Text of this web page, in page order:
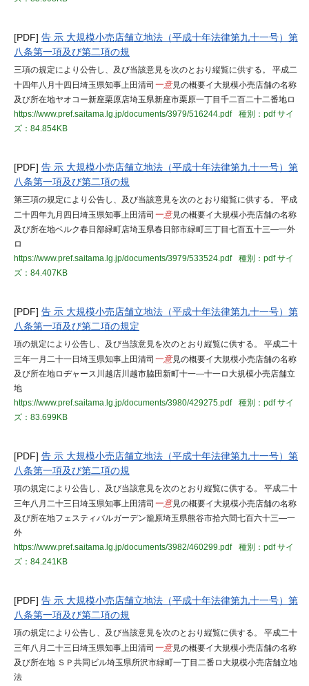
[PDF] 告 示 大規模小売店舗立地法（平成十年法律第九十一号）第
八条第一項及び第二項の規
三項の規定により公告し、及び当該意見を次のとおり縦覧に供する。 平成二
十四年八月十四日埼玉県知事上田清司 一意見の概要イ大規模小売店舗の名称
及び所在地ヤオコー新座栗原店埼玉県新座市栗原一丁目千二百二十二番地ロ
https://www.pref.saitama.lg.jp/documents/3979/516244.pdf
種別：pdfサイ
ズ：84.854KB
[PDF] 告 示 大規模小売店舗立地法（平成十年法律第九十一号）第
八条第一項及び第二項の規
第三項の規定により公告し、及び当該意見を次のとおり縦覧に供する。 平成
二十四年九月四日埼玉県知事上田清司 一意見の概要イ大規模小売店舗の名称
及び所在地ベルク春日部緑町店埼玉県春日部市緑町三丁目七百五十三―一外
ロ
https://www.pref.saitama.lg.jp/documents/3979/533524.pdf
種別：pdfサイ
ズ：84.407KB
[PDF] 告 示 大規模小売店舗立地法（平成十年法律第九十一号）第
八条第一項及び第二項の規定
項の規定により公告し、及び当該意見を次のとおり縦覧に供する。 平成二十
三年一月二十一日埼玉県知事上田清司 一意見の概要イ大規模小売店舗の名称
及び所在地ロヂャース川越店川越市脇田新町十一―十一ロ大規模小売店舗立
地
https://www.pref.saitama.lg.jp/documents/3980/429275.pdf
種別：pdfサイ
ズ：83.699KB
[PDF] 告 示 大規模小売店舗立地法（平成十年法律第九十一号）第
八条第一項及び第二項の規
項の規定により公告し、及び当該意見を次のとおり縦覧に供する。 平成二十
三年八月二十三日埼玉県知事上田清司 一意見の概要イ大規模小売店舗の名称
及び所在地フェスティバルガーデン籠原埼玉県熊谷市拾六間七百六十三―一
外
https://www.pref.saitama.lg.jp/documents/3982/460299.pdf
種別：pdfサイ
ズ：84.241KB
[PDF] 告 示 大規模小売店舗立地法（平成十年法律第九十一号）第
八条第一項及び第二項の規
項の規定により公告し、及び当該意見を次のとおり縦覧に供する。 平成二十
三年八月二十三日埼玉県知事上田清司 一意見の概要イ大規模小売店舗の名称
及び所在地 ＳＰ共同ビル埼玉県所沢市緑町一丁目二番ロ大規模小売店舗立地
法